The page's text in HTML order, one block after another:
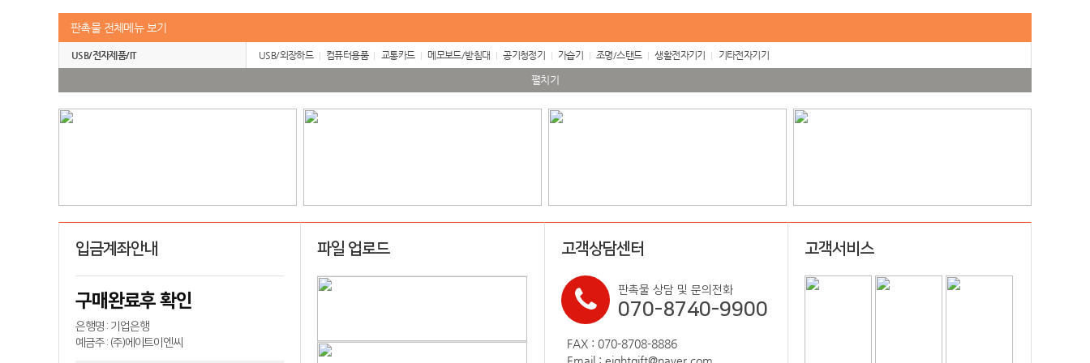
판촉물 전체메뉴 보기
USB/전자제품/IT USB/외장하드 컴퓨터용품 교통카드 메모보드/받침대 공기청정기 가습기 조명/스탠드 생활전자기기 기타전자기기
펼치기
입금계좌안내
구매완료후 확인
은행명 : 기업은행
예금주 : (주)에이트이엔씨
파일 업로드 고객상담센터
판촉물 상담 및 문의전화
070-8740-9900
FAX : 070-8708-8886
고객서비스